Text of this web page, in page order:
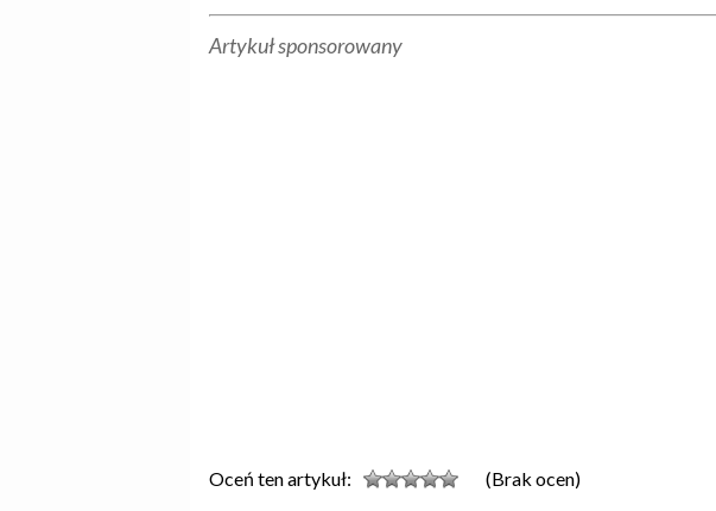
Artykuł sponsorowany
Oceń ten artykuł: (Brak ocen)